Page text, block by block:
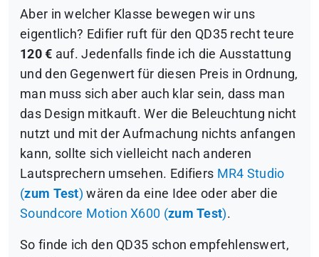
Aber in welcher Klasse bewegen wir uns
eigentlich? Edifier ruft für den QD35 recht teure
120 € auf. Jedenfalls finde ich die Ausstattung
und den Gegenwert für diesen Preis in Ordnung,
man muss sich aber auch klar sein, dass man
das Design mitkauft. Wer die Beleuchtung nicht
nutzt und mit der Aufmachung nichts anfangen
kann, sollte sich vielleicht nach anderen
Lautsprechern umsehen. Edifiers MR4 Studio
(zum Test) wären da eine Idee oder aber die
Soundcore Motion X600 (zum Test).
So finde ich den QD35 schon empfehlenswert,